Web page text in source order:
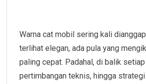
Warna cat mobil sering kali
terlihat elegan, ada pula yang
paling cepat. Padahal, di balik
pertimbangan teknis, hingga